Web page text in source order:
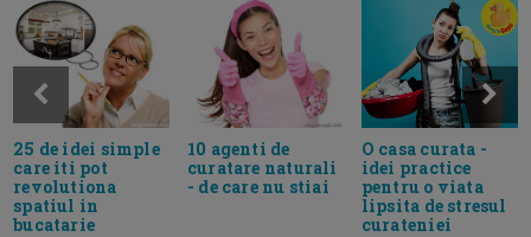
25 de idei simple
care iti pot
revolutiona
spatiul in
bucatarie
10 agenti de
curatare naturali
- de care nu stiai
O casa curata -
idei practice
pentru o viata
lipsita de stresul
curateniei